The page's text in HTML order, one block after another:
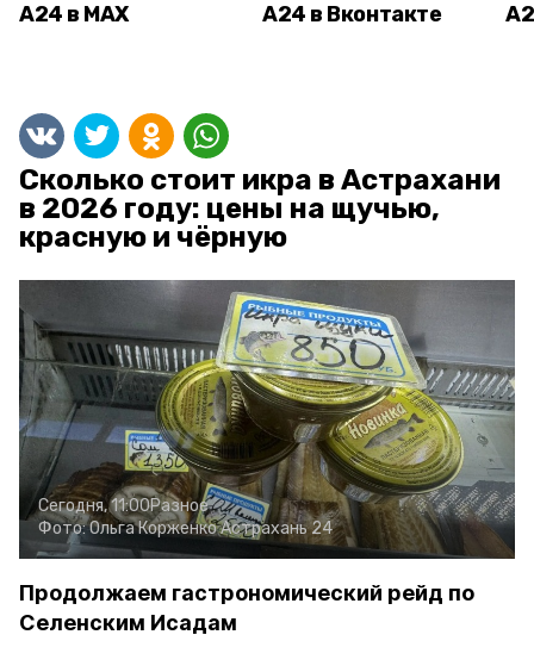
А24 в MAX А24 в Вконтакте
Сколько стоит икра в Астрахани
в 2026 году: цены на щучью,
красную и чёрную
Сегодня, 11:00Разное
Фото:Ольга КорженкоАстрахань 24
Продолжаем гастрономический рейд по
Селенским Исадам